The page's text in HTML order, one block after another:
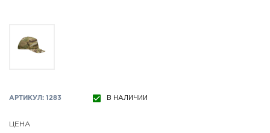
АРТИКУЛ: 1283 В НАЛИЧИИ
ЦЕНА